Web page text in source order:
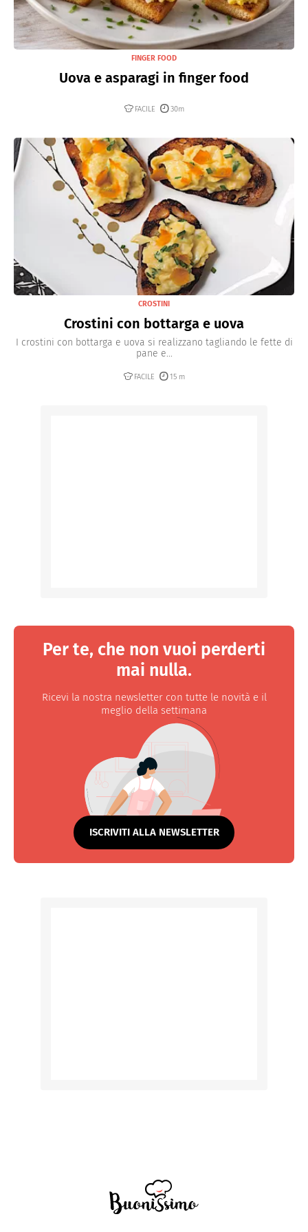
FINGER FOOD
Uova e asparagi in finger food
FACILE 30m
CROSTINI
Crostini con bottarga e uova
I crostini con bottarga e uova si realizzano tagliando le fette di
pane e...
FACILE 15 m
Per te, che non vuoi perderti
mai nulla.
Ricevi la nostra newsletter con tutte le novità e il
meglio della settimana
ISCRIVITI ALLA NEWSLETTER